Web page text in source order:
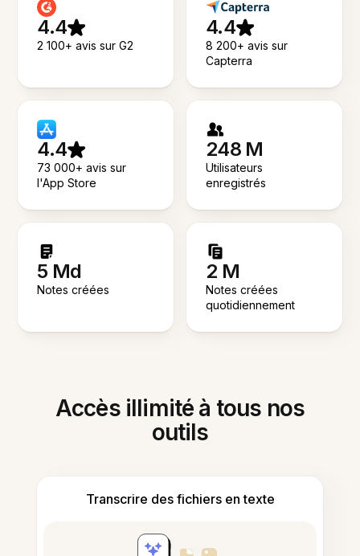
4.4
2 100+ avis sur G2
4.4
8 200+ avis sur
Capterra
4.4
73 000+ avis sur
l'App Store
248 M
Utilisateurs
enregistrés
5 Md
Notes créées
2 M
Notes créées
quotidiennement
Accès illimité à tous nos
outils
Transcrire des fichiers en texte